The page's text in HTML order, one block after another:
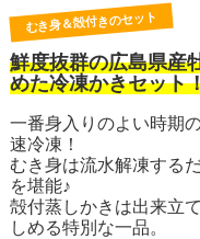
むき身＆殻付きのセット
鮮度抜群の広島県産
めた冷凍かきセット
一番身入りのよい時期
速冷凍！
むき身は流水解凍する
を堪能♪
殻付蒸しかきは出来立
しめる特別な一品。